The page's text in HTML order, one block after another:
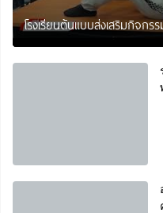
โรงเรียนต้นแบบส่งเสริมกิจกร